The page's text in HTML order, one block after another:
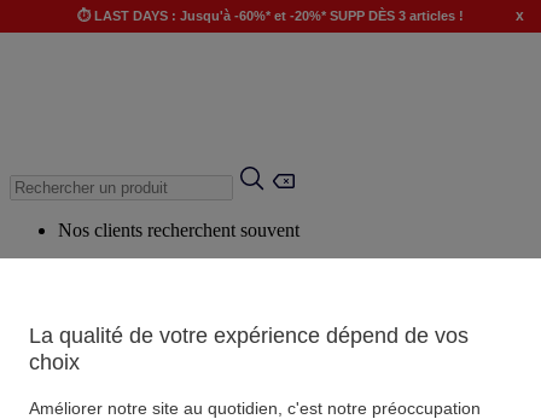
⏱️ LAST DAYS : Jusqu'à -60%* et -20%* SUPP DÈS 3 articles ! x
Nos clients recherchent souvent
Produits suggérés
Voir tous les produits
La qualité de votre expérience dépend de vos
choix
Améliorer notre site au quotidien, c'est notre préoccupation